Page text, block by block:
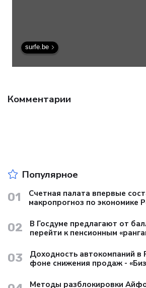
surfe.be
Комментарии
Популярное
01
Счетная палата впервые
макропрогноз по экономике
02
В Госдуме предлагают от
перейти к пенсионным
03
Доходность автокомпаний в
фоне снижения продаж -
Методы разблокировки